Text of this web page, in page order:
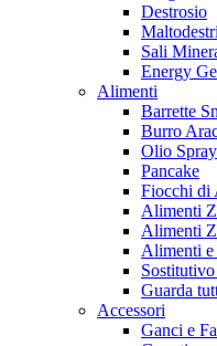
Destrosio
Sali
Energy
Alimenti
Barrette
Burro
Olio Spray
Pancake
Fiocchi di
Alimenti
Alimenti
Alimenti e
Sostitutivo
Guarda
Accessori
Ganci e